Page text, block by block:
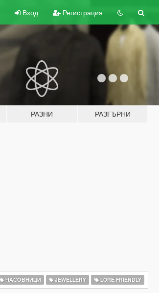
Вход Регистрация
РАЗНИ РАЗГЪРНИ
ЧАСОВНИЦИ JEWELLERY LORE FRIENDLY